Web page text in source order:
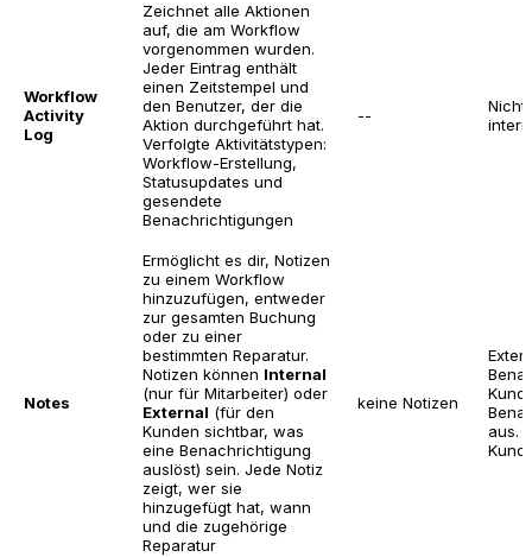
Workflow
Activity
Log
Zeichnet alle Aktionen
auf, die am Workflow
vorgenommen wurden.
Jeder Eintrag enthält
einen Zeitstempel und
den Benutzer, der die
Aktion durchgeführt hat.
Verfolgte Aktivitätstypen:
Workflow-Erstellung,
Statusupdates und
gesendete
Benachrichtigungen
--
Notes
Ermöglicht es dir, Notizen
zu einem Workflow
hinzuzufügen, entweder
zur gesamten Buchung
oder zu einer
bestimmten Reparatur.
Notizen können Internal
(nur für Mitarbeiter) oder
External (für den
Kunden sichtbar, was
eine Benachrichtigung
auslöst) sein. Jede Notiz
zeigt, wer sie
hinzugefügt hat, wann
und die zugehörige
Reparatur
keine Notizen
aus.